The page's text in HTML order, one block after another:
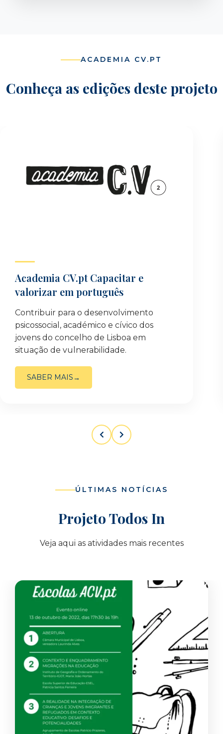
ACADEMIA CV.PT
Conheça as edições deste projeto
Academia CV.pt Capacitar e
valorizar em português
Contribuir para o desenvolvimento
psicossocial, académico e cívico dos
jovens do concelho de Lisboa em
situação de vulnerabilidade.
SABER MAIS
ÚLTIMAS NOTÍCIAS
Projeto Todos In
Veja aqui as atividades mais recentes